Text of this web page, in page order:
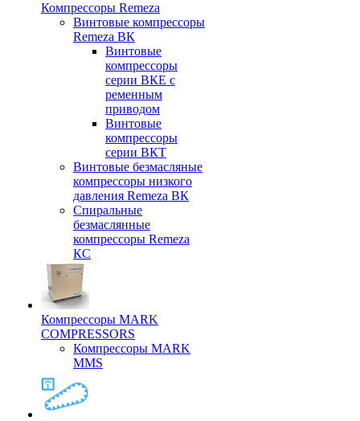
Компрессоры Remeza
Винтовые компрессоры
Remeza ВК
Винтовые
компрессоры
серии ВКЕ с
ременным
приводом
Винтовые
компрессоры
серии ВКТ
Винтовые безмасляные
компрессоры низкого
давления Remeza ВК
Спиральные
безмаслянные
компрессоры Remeza
КС
Компрессоры MARK
COMPRESSORS
Компрессоры MARK
MMS